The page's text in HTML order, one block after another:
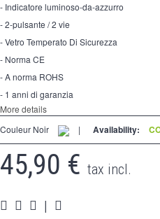
Pièces
Media
Programma per rivenditori -
- Indicatore luminoso-da-azzurro
- 2-pulsante / 2 vie
- Vetro Temperato Di Sicurezza
- Norma CE
- A norma ROHS
- 1 anni di garanzia
More details
Couleur Noir
| Availability:
45,90 € tax incl.
|